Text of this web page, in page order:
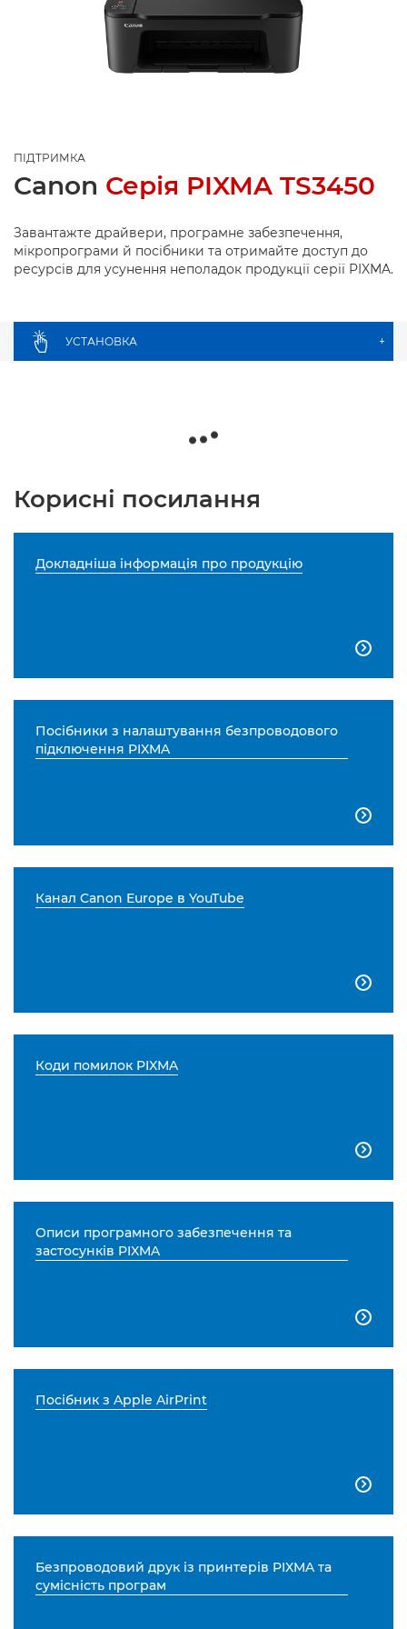
ПІДТРИМКА
Canon Серія PIXMA TS3450
Завантажте драйвери, програмне забезпечення,
мікропрограми й посібники та отримайте доступ до
ресурсів для усунення неполадок продукції серії PIXMA.
УСТАНОВКА +
Корисні посилання
Докладніша інформація про продукцію

Посібники з налаштування безпроводового
підключення PIXMA

Канал Canon Europe в YouTube

Коди помилок PIXMA

Описи програмного забезпечення та
застосунків PIXMA

Посібник з Apple AirPrint

Безпроводовий друк із принтерів PIXMA та
сумісність програм